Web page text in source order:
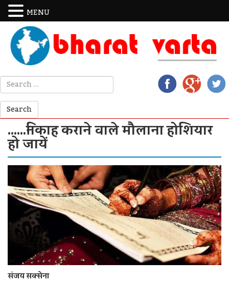
……निकाह कराने वाले मौलाना होशियार
हो जायें
संजय सक्सेना
MENU